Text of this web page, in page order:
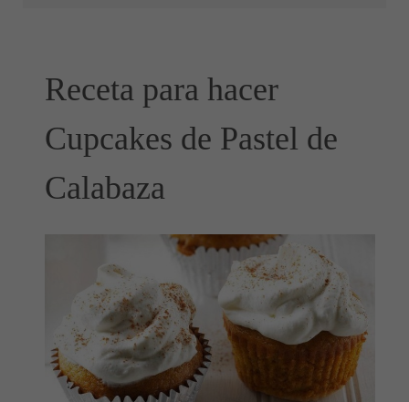
Receta para hacer
Cupcakes de Pastel de
Calabaza